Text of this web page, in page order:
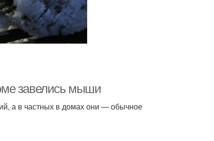
завелись мыши
а в частных в домах они — обычное